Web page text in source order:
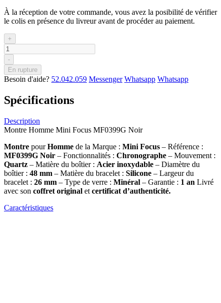
À la réception de votre commande, vous avez la posibilité de vérifier
le colis en présence du livreur avant de procéder au paiement.
+
-
En rupture
Besoin d'aide? 52.042.059 Messenger Whatsapp Whatsapp
Spécifications
Description
Montre Homme Mini Focus MF0399G Noir
Montre pourHomme de la Marque : Mini Focus – Référence :
MF0399G Noir – Fonctionnalités : Chronographe – Mouvement :
Quartz – Matière du boîtier : Acier inoxydable – Diamètre du
boîtier : 48 mm – Matière du bracelet : Silicone – Largeur du
bracelet : 26 mm – Type de verre : Minéral – Garantie : 1 an Livré
avec son coffret original et certificat d’authenticité.
Caractéristiques